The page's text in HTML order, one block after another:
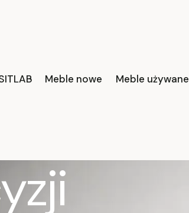
Meble nowe Meble używane
biuro